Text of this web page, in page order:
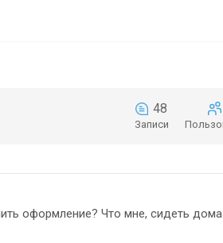
48
Записи
оформление? Что мне, сидеть